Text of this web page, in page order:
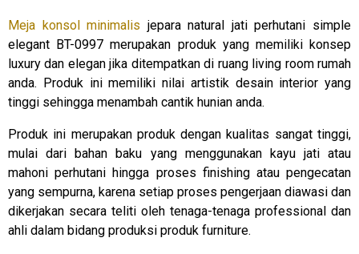
Meja konsol minimalis jepara natural jati perhutani simple
elegant BT-0997 merupakan produk yang memiliki konsep
luxury dan elegan jika ditempatkan di ruang living room rumah
anda. Produk ini memiliki nilai artistik desain interior yang
tinggi sehingga menambah cantik hunian anda.
Produk ini merupakan produk dengan kualitas sangat tinggi,
mulai dari bahan baku yang menggunakan kayu jati atau
mahoni perhutani hingga proses finishing atau pengecatan
yang sempurna, karena setiap proses pengerjaan diawasi dan
dikerjakan secara teliti oleh tenaga-tenaga professional dan
ahli dalam bidang produksi produk furniture.